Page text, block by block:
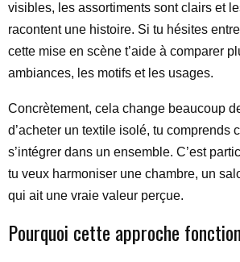
visibles, les assortiments sont clairs et
racontent une histoire. Si tu hésites
cette mise en scène t’aide à comparer
ambiances, les motifs et les usages.
Concrètement, cela change beaucoup
d’acheter un textile isolé, tu comprends
s’intégrer dans un ensemble. C’est
tu veux harmoniser une chambre, un
qui ait une vraie valeur perçue.
Pourquoi cette approche